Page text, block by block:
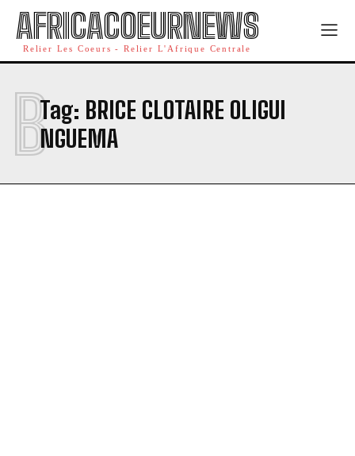
AFRICACOEURNEWS
Relier Les Coeurs - Relier L'Afrique Centrale
Tag: BRICE CLOTAIRE OLIGUI
NGUEMA
B